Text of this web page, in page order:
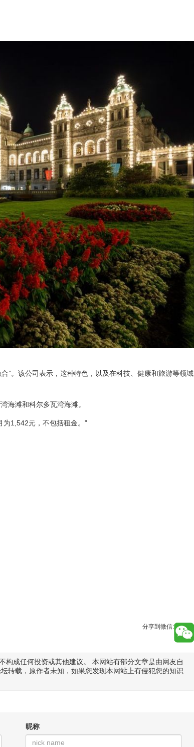
”。该公司表示，这种特色，以及在科技、健康和旅游等领域
海滩和科尔多瓦湾海滩。
为1,542元，不包括租金。”
分享到微信:
构成任何投资或其他建议。 本网站有部分文章是由网友自
转载，原作者未知，如果您发现本网站上有侵犯您的知识
昵称